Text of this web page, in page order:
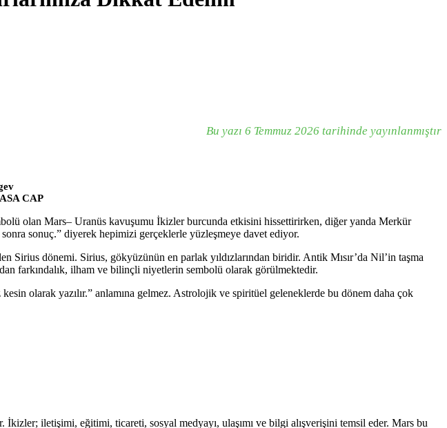
Bu yazı 6 Temmuz 2026 tarihinde yayınlanmıştır
CAP
olan Mars– Uranüs kavuşumu İkizler burcunda etkisini hissettirirken, diğer yanda Merkür
sonuç.” diyerek hepimizi gerçeklerle yüzleşmeye davet ediyor.
dönemi. Sirius, gökyüzünün en parlak yıldızlarından biridir. Antik Mısır’da Nil’in taşma
farkındalık, ilham ve bilinçli niyetlerin sembolü olarak görülmektedir.
olarak yazılır.” anlamına gelmez. Astrolojik ve spiritüel geleneklerde bu dönem daha çok
iletişimi, eğitimi, ticareti, sosyal medyayı, ulaşımı ve bilgi alışverişini temsil eder. Mars bu